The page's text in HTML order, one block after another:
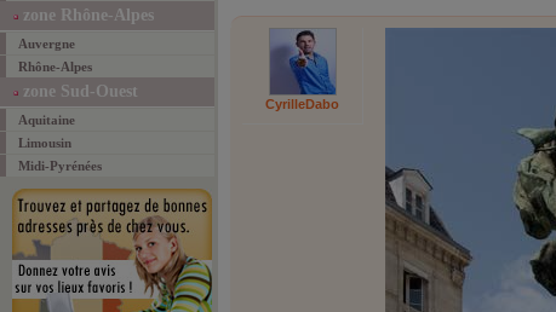
zone Rhône-Alpes
Auvergne
Rhône-Alpes
zone Sud-Ouest
Aquitaine
Limousin
Midi-Pyrénées
CyrilleDabo